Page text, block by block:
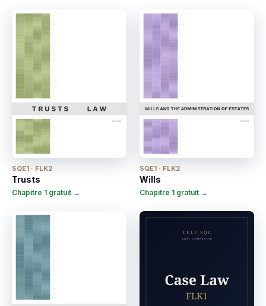
SQE1 · FLK2
Trusts
Chapitre 1 gratuit →
SQE1 · FLK2
Wills
Chapitre 1 gratuit →